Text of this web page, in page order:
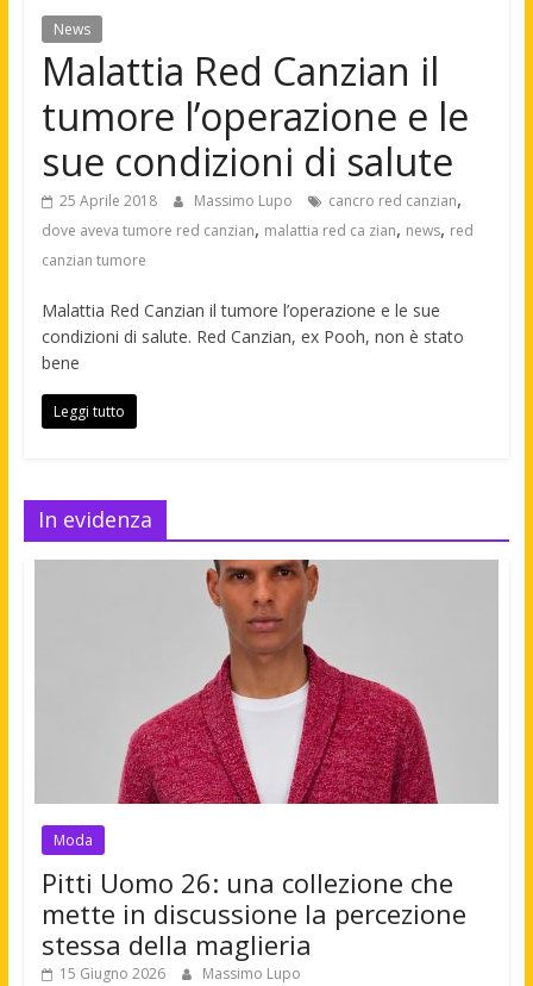
News
Malattia Red Canzian il
tumore l’operazione e le
sue condizioni di salute
25 Aprile 2018 Massimo Lupo cancro red canzian,
dove aveva tumore red canzian, malattia red ca zian, news, red
canzian tumore
Malattia Red Canzian il tumore l’operazione e le sue
condizioni di salute. Red Canzian, ex Pooh, non è stato
bene
Leggi tutto
In evidenza
Moda
Pitti Uomo 26: una collezione che
mette in discussione la percezione
stessa della maglieria
15 Giugno 2026 Massimo Lupo